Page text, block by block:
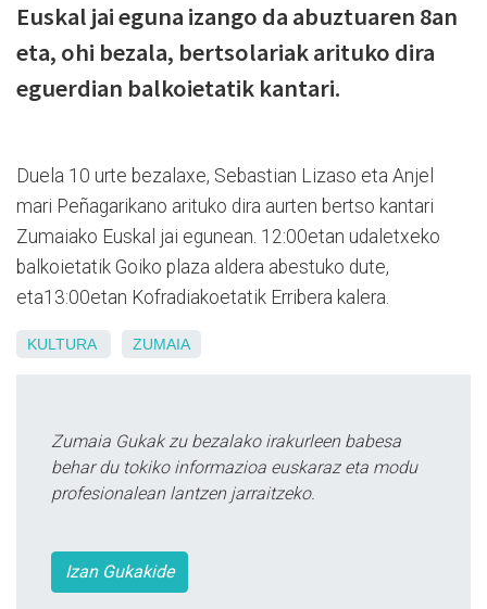
Euskal jai eguna izango da abuztuaren 8an
eta, ohi bezala, bertsolariak arituko dira
eguerdian balkoietatik kantari.
Duela 10 urte bezalaxe, Sebastian Lizaso eta Anjel
mari Peñagarikano arituko dira aurten bertso kantari
Zumaiako Euskal jai egunean. 12:00etan udaletxeko
balkoietatik Goiko plaza aldera abestuko dute,
eta13:00etan Kofradiakoetatik Erribera kalera.
KULTURA ZUMAIA
Zumaia Gukak zu bezalako irakurleen babesa
behar du tokiko informazioa euskaraz eta modu
profesionalean lantzen jarraitzeko.
Izan Gukakide